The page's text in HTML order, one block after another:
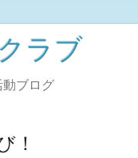
ラブ
動ブログ
！